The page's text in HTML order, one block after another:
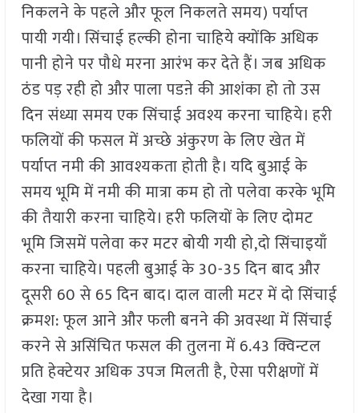
निकलने के पहले और फूल निकलते समय) पर्याप्त
पायी गयी। सिंचाई हल्की होना चाहिये क्योंकि अधिक
पानी होने पर पौधे मरना आरंभ कर देते हैं। जब अधिक
ठंड पड़ रही हो और पाला पडऩे की आशंका हो तो उस
दिन संध्या समय एक सिंचाई अवश्य करना चाहिये। हरी
फलियों की फसल में अच्छे अंकुरण के लिए खेत में
पर्याप्त नमी की आवश्यकता होती है। यदि बुआई के
समय भूमि में नमी की मात्रा कम हो तो पलेवा करके भूमि
की तैयारी करना चाहिये। हरी फलियों के लिए दोमट
भूमि जिसमें पलेवा कर मटर बोयी गयी हो,दो सिंचाइयाँ
करना चाहिये। पहली बुआई के 30-35 दिन बाद और
दूसरी 60 से 65 दिन बाद। दाल वाली मटर में दो सिंचाई
क्रमश: फूल आने और फली बनने की अवस्था में सिंचाई
करने से असिंचित फसल की तुलना में 6.43 क्विन्टल
प्रति हेक्टेयर अधिक उपज मिलती है, ऐसा परीक्षणों में
देखा गया है।